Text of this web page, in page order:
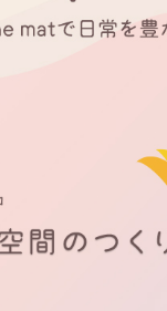
いて
かかわる表示
リシー